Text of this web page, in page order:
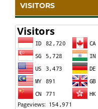
VISITORS